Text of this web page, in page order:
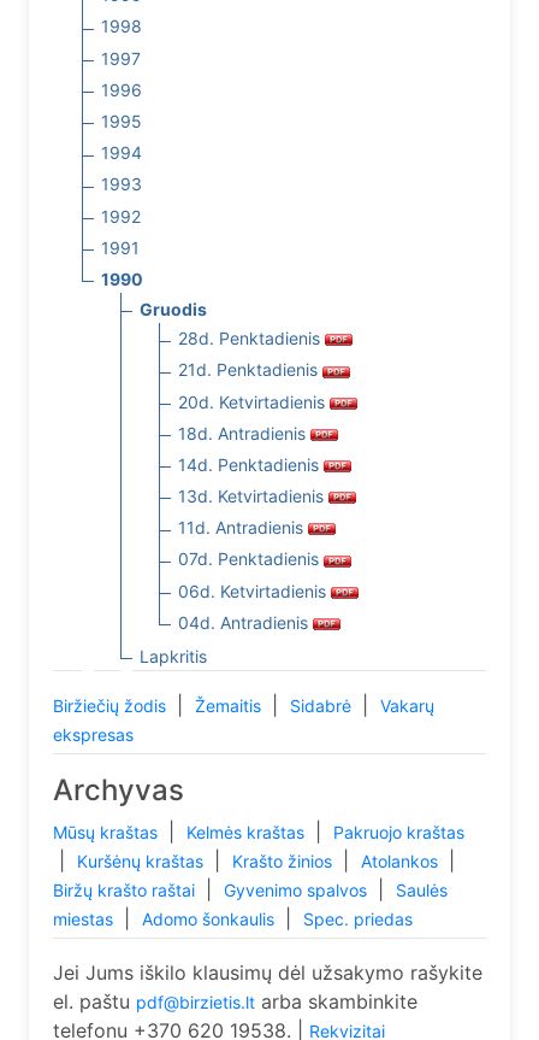
1998
1997
1996
1995
1994
1993
1992
1991
1990
Gruodis
28d. Penktadienis
21d. Penktadienis
20d. Ketvirtadienis
18d. Antradienis
14d. Penktadienis
13d. Ketvirtadienis
11d. Antradienis
07d. Penktadienis
06d. Ketvirtadienis
04d. Antradienis
Lapkritis
Biržiečių žodis Žemaitis Sidabrė
Vakarų
ekspresas
Archyvas
Mūsų kraštas Kelmės kraštas Pakruojo kraštas
Kuršėnų kraštas Krašto žinios Atolankos
Biržų krašto raštai Gyvenimo spalvos
Saulės
miestas
Adomo šonkaulis Spec. priedas
Jei Jums iškilo klausimų dėl užsakymo rašykite
el. paštu pdf@birzietis.lt arba skambinkite
telefonu +370 620 19538. |
Rekvizitai